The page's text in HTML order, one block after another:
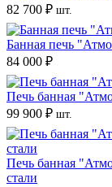
82 700 ₽ шт.
Банная печь
84 000 ₽
Печь банная
99 900 ₽ шт.
Печь банная
стали